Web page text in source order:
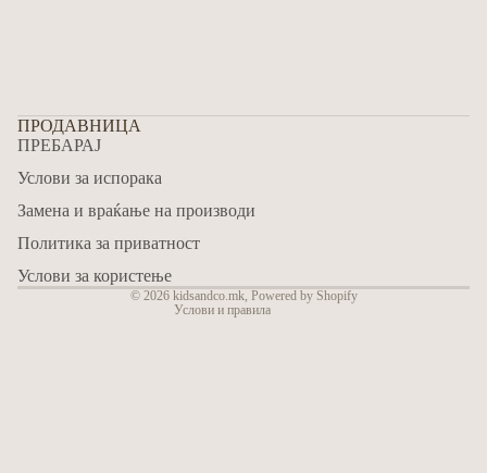
ПРОДАВНИЦА
ПРЕБАРАЈ
Услови за испорака
Замена и враќање на производи
Политика за приватност
Услови за користење
© 2026 kidsandco.mk, Powered by Shopify
Услови и правила
Privacy policy
Terms of service
Shipping policy
Contact information